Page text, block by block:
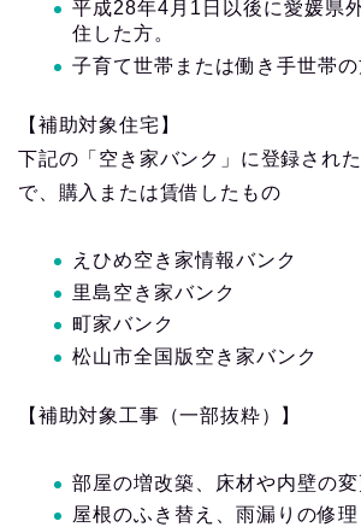
平成28年4月1日以後に愛媛県
住した方。
子育て世帯または働き手世帯の
【補助対象住宅】
下記の「空き家バンク」に登録され
で、購入または賃借したもの
えひめ空き家情報バンク
里島空き家バンク
町家バンク
松山市全国版空き家バンク
【補助対象工事（一部抜粋）】
部屋の増改築、床材や内壁の
屋根のふき替え、雨漏りの修理